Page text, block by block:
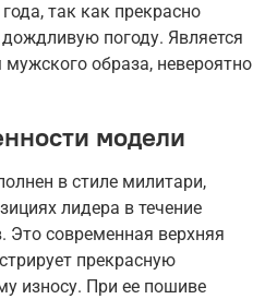
так как прекрасно
погоду. Является
образа, невероятно
модели
в стиле милитари,
лидера в течение
Это современная верхняя
прекрасную
износу. При ее пошиве